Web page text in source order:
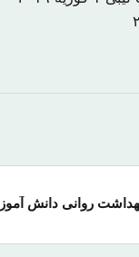
روانی دانش